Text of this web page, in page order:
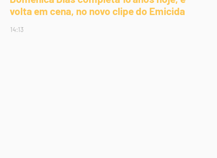
volta em cena, no novo clipe do Emicida
14:13